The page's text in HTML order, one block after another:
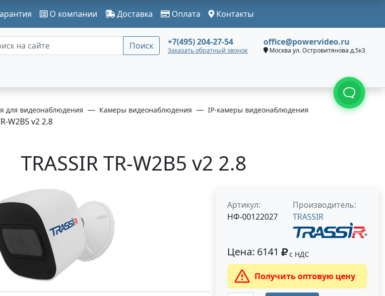
О компании Доставка Оплата Контакты
Поиск +7(495) 204-27-54
Заказать обратный звонок
office@powervideo.ru
Москва ул. Островитянова д.5к3
для видеонаблюдения Камеры видеонаблюдения
IP-камеры видеонаблюдения
W2B5 v2 2.8
TRASSIR TR-W2B5 v2 2.8
Артикул:
НФ-00122027
Производитель:
TRASSIR
Цена: 6141 с НДС
Получить оптовую цену